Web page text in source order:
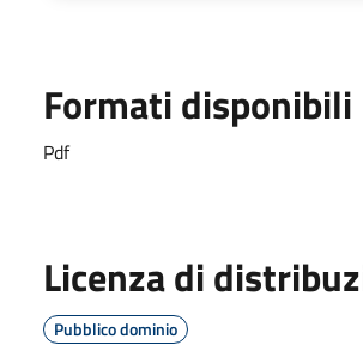
Formati disponibili
Pdf
Licenza di
Pubblico dominio